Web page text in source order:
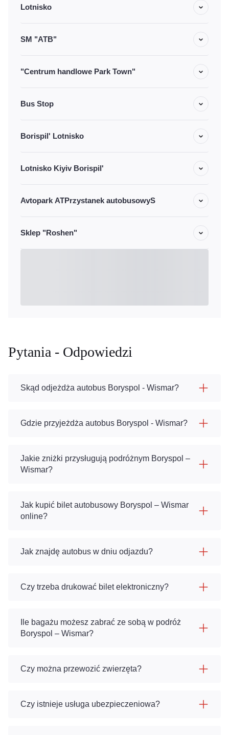
Lotnisko
SM "ATB"
"Centrum handlowe Park Town"
Bus Stop
Borispil' Lotnisko
Lotnisko Kiyiv Borispil'
Avtopark ATPrzystanek autobusowyS
Sklep "Roshen"
Pytania - Odpowiedzi
Skąd odjeżdża autobus Boryspol - Wismar?
Gdzie przyjeżdża autobus Boryspol - Wismar?
Jakie zniżki przysługują podróżnym Boryspol –
Wismar?
Jak kupić bilet autobusowy Boryspol – Wismar
online?
Jak znajdę autobus w dniu odjazdu?
Czy trzeba drukować bilet elektroniczny?
Ile bagażu możesz zabrać ze sobą w podróż
Boryspol – Wismar?
Czy można przewozić zwierzęta?
Czy istnieje usługa ubezpieczeniowa?